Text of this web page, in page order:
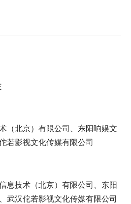
（北京）有限公司、东阳响娱文
若影视文化传媒有限公司
息技术（北京）有限公司、东阳
武汉佗若影视文化传媒有限公司